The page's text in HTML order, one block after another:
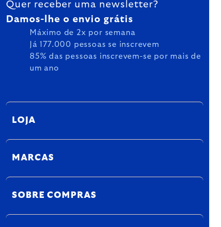
Quer receber uma newsletter?
Damos-lhe o envio grátis
Máximo de 2x por semana
Já 177.000 pessoas se inscrevem
85% das pessoas inscrevem-se por mais de
um ano
LOJA
MARCAS
SOBRE COMPRAS